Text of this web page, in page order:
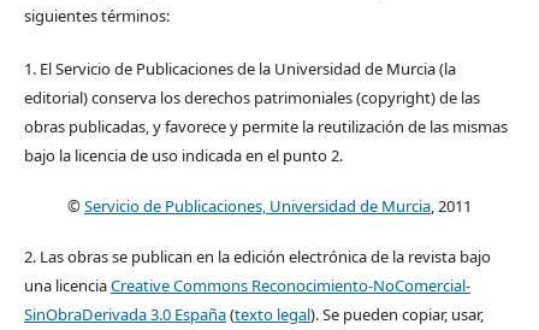
siguientes términos:
1. El Servicio de Publicaciones de la Universidad de Murcia (la
editorial) conserva los derechos patrimoniales (copyright) de las
obras publicadas, y favorece y permite la reutilización de las mismas
bajo la licencia de uso indicada en el punto 2.
©Servicio de Publicaciones, Universidad de Murcia, 2011
2. Las obras se publican en la edición electrónica de la revista bajo
una licenciaCreative Commons Reconocimiento-NoComercial-
SinObraDerivada 3.0 España(texto legal). Se pueden copiar, usar,